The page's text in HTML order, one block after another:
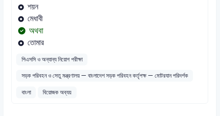
শয়ন
মেধাবী
অথবা
তোমার
পিএসসি ও অন্যান্য নিয়োগ পরীক্ষা
সড়ক পরিবহন ও সেতু মন্ত্রণালয় — বাংলাদেশ সড়ক পরিবহন কর্তৃপক্ষ — মোটরযান পরিদর্শক
বাংলা
বিয়োজক অব্যয়